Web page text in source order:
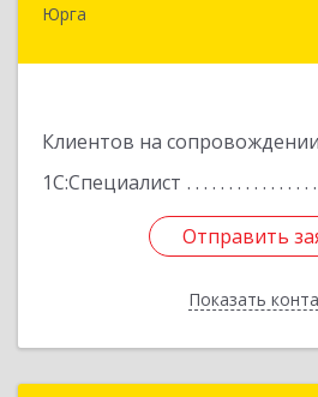
Юрга
Клиентов на сопровождении
1С:Специалист
Отправить
Показать
652055, Кемеровская обл,
Отправить
Назад